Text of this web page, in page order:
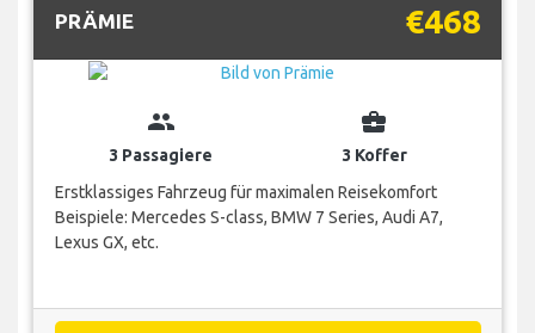
PRÄMIE €468
group
3 Passagiere
business_center
3 Koffer
Erstklassiges Fahrzeug für maximalen Reisekomfort
Beispiele: Mercedes S-class, BMW 7 Series, Audi A7,
Lexus GX, etc.